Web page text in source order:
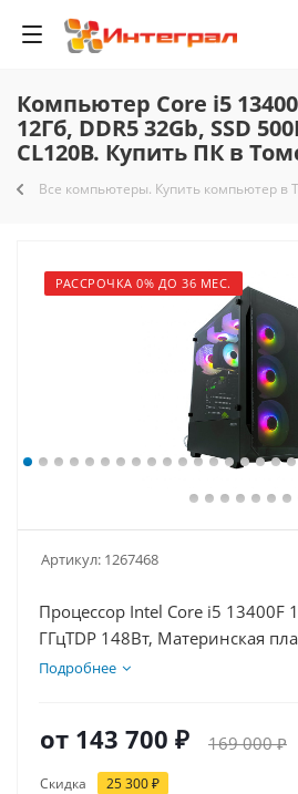
Компьютер Core i5
12Гб, DDR5 32Gb, SSD
CL120B. Купить ПК в
Все компьютеры. Купить компьютер в
РАССРОЧКА 0% ДО 36 МЕС.
Артикул: 1267468
Процессор Intel Core i5 13400F
ГГцTDP 148Вт, Материнская
E D5, Видеокарта RTX 5070
Подробнее
от 143 700 ₽ 169 000 ₽
Скидка 25 300 ₽